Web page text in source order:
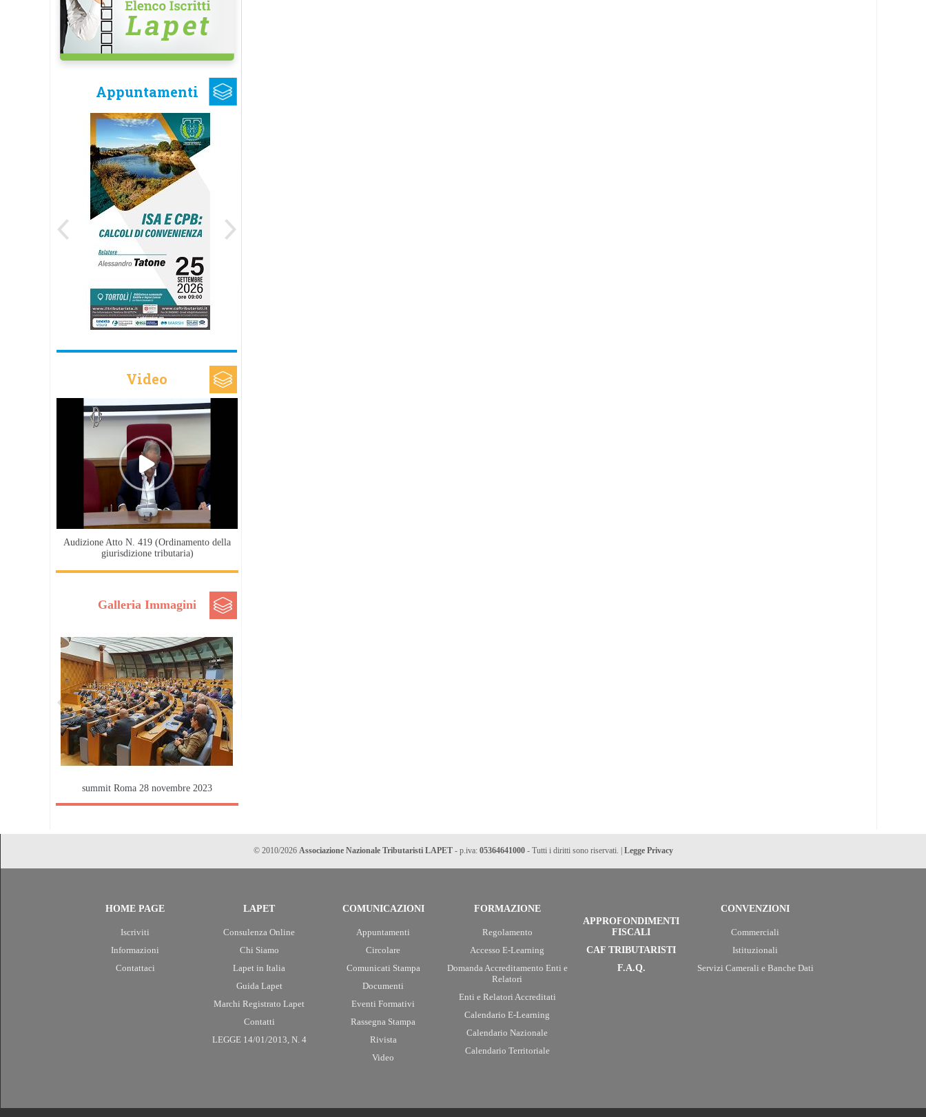
Appuntamenti
Video
Audizione Atto N. 419 (Ordinamento della
giurisdizione tributaria)
Galleria Immagini
summit Roma 28 novembre 2023
© 2010/2026 Associazione Nazionale Tributaristi LAPET - p.iva: 05364641000 - Tutti i diritti sono riservati. | Legge Privacy
HOME PAGE
Iscriviti
Informazioni
Contattaci
LAPET
Consulenza Online
Chi Siamo
Lapet in Italia
Guida Lapet
Marchi Registrato Lapet
Contatti
LEGGE 14/01/2013, N. 4
COMUNICAZIONI
Appuntamenti
Circolare
Comunicati Stampa
Documenti
Eventi Formativi
Rassegna Stampa
Rivista
Video
FORMAZIONE
Regolamento
Accesso E-Learning
Domanda Accreditamento Enti e
Relatori
Enti e Relatori Accreditati
Calendario E-Learning
Calendario Nazionale
Calendario Territoriale
APPROFONDIMENTI
FISCALI
CAF TRIBUTARISTI
F.A.Q.
CONVENZIONI
Commerciali
Istituzionali
Servizi Camerali e Banche Dati